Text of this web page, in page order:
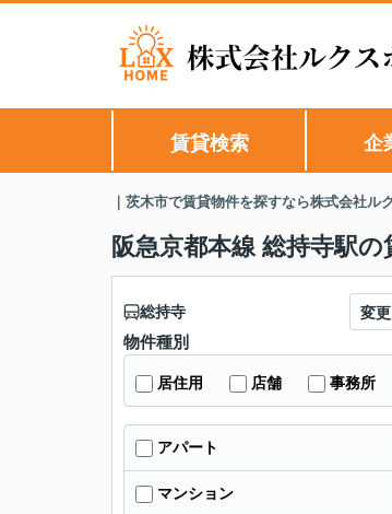
賃貸検索 企
｜茨木市で賃貸物件を探すなら株式会社ル
阪急京都本線 総持寺駅の
総持寺 変更
物件種別
居住用 店舗 事務所
アパート
マンション